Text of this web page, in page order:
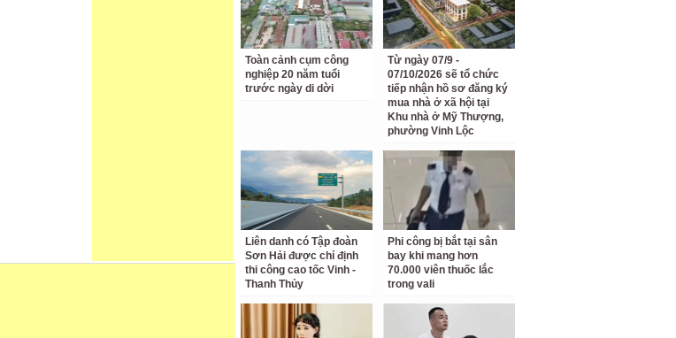
Toàn cảnh cụm công
nghiệp 20 năm tuổi
trước ngày di dời
Từ ngày 07/9 -
07/10/2026 sẽ tổ chức
tiếp nhận hồ sơ đăng ký
mua nhà ở xã hội tại
Khu nhà ở Mỹ Thượng,
phường Vinh Lộc
Liên danh có Tập đoàn
Sơn Hải được chỉ định
thi công cao tốc Vinh -
Thanh Thủy
Phi công bị bắt tại sân
bay khi mang hơn
70.000 viên thuốc lắc
trong vali